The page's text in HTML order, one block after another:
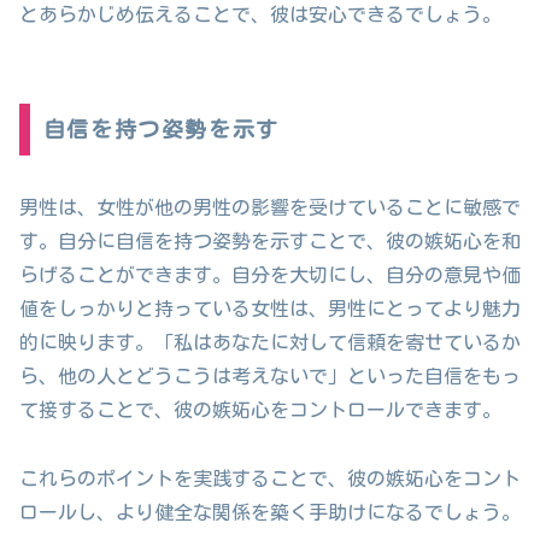
とあらかじめ伝えることで、彼は安心できるでしょう。
自信を持つ姿勢を示す
男性は、女性が他の男性の影響を受けていることに敏感で
す。自分に自信を持つ姿勢を示すことで、彼の嫉妬心を和
らげることができます。自分を大切にし、自分の意見や価
値をしっかりと持っている女性は、男性にとってより魅力
的に映ります。「私はあなたに対して信頼を寄せているか
ら、他の人とどうこうは考えないで」といった自信をもっ
て接することで、彼の嫉妬心をコントロールできます。
これらのポイントを実践することで、彼の嫉妬心をコント
ロールし、より健全な関係を築く手助けになるでしょう。